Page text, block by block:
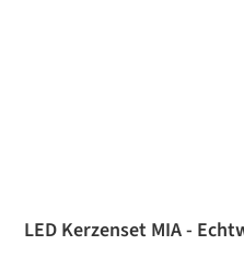
LED Kerzenset MIA -